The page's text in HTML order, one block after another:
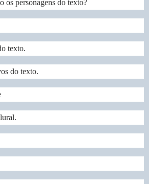
personagens do texto?
texto.
do texto.